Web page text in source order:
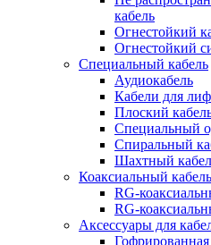
кабель
Огнестойкий
Огнестойкий
Специальный кабель
Аудиокабель
Кабели для
Плоский
Специальный
Спиральный
Шахтный
Коаксиальный кабель
RG-
RG-
Аксессуары для
Гофрированная